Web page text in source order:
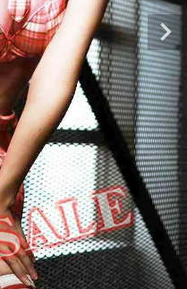
ンド。
衣装のトータル
の最新で斬新な
などダンサー必
でご購入可能。
提案はダンサー
【B/bomb
「これど
好き女子
レッスン
シルエット
ンなど、幅
ゃれ女子
PICKUP